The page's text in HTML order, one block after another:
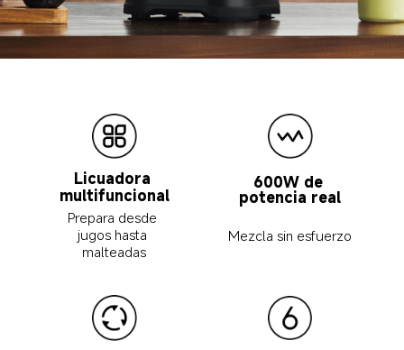
Licuadora
multifuncional
Prepara desde
jugos hasta
malteadas
600W de
potencia real
Mezcla sin esfuerzo